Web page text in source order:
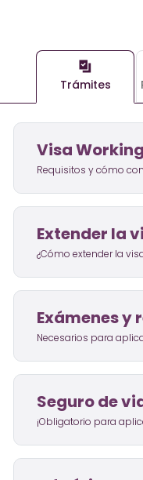
Trámites
Visa
Requisitos y cómo
Extender la
¿Cómo extender la
Exámenes y
Necesarios para
Seguro de
¡Obligatorio para